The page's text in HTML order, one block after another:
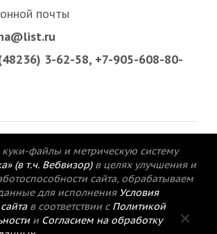
почты
3-62-58, +7-905-608-80-
файлы и метрическую систему
(в т.ч. Вебвизор) в целях улучшения и
сайта, обрабатываем
для исполнения Условия
в соответствии с Политикой
и Согласием на обработку